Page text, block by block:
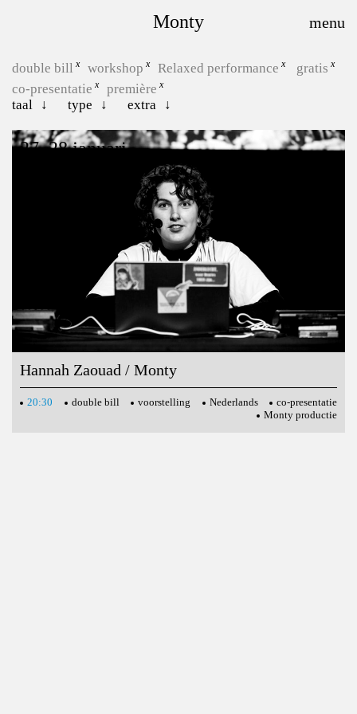
Monty
double bill workshop Relaxed performance
gratis
co-presentatie
première
taal
type extra
27, 28 januari
Hoe zeg je “kom terug”?
Hannah Zaouad / Monty
20:30 double bill voorstelling Nederlands
co-presentatie
Monty productie